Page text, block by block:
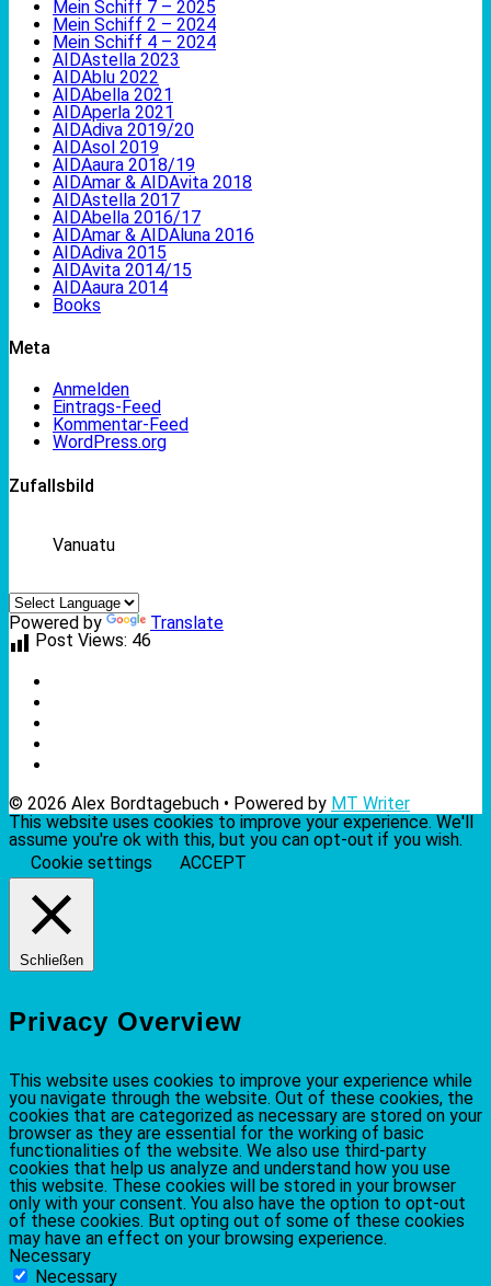
Mein Schiff 7 – 2025
Mein Schiff 2 – 2024
Mein Schiff 4 – 2024
AIDAstella 2023
AIDAblu 2022
AIDAbella 2021
AIDAperla 2021
AIDAdiva 2019/20
AIDAsol 2019
AIDAaura 2018/19
AIDAmar & AIDAvita 2018
AIDAstella 2017
AIDAbella 2016/17
AIDAmar & AIDAluna 2016
AIDAdiva 2015
AIDAvita 2014/15
AIDAaura 2014
Books
Meta
Anmelden
Eintrags-Feed
Kommentar-Feed
WordPress.org
Zufallsbild
Vanuatu
Powered by
Translate
Post Views: 46
© 2026 Alex Bordtagebuch • Powered by MT Writer
This website uses cookies to improve your experience. We'll
assume you're ok with this, but you can opt-out if you wish.
Cookie settings
ACCEPT
Schließen
Privacy Overview
This website uses cookies to improve your experience while
you navigate through the website. Out of these cookies, the
cookies that are categorized as necessary are stored on your
browser as they are essential for the working of basic
functionalities of the website. We also use third-party
cookies that help us analyze and understand how you use
this website. These cookies will be stored in your browser
only with your consent. You also have the option to opt-out
of these cookies. But opting out of some of these cookies
may have an effect on your browsing experience.
Necessary
Necessary